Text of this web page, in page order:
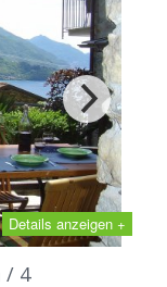
Details anzeigen +
/ 4